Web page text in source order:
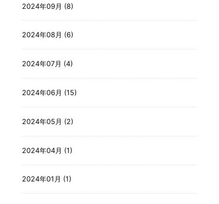
2024年09月 (8)
2024年08月 (6)
2024年07月 (4)
2024年06月 (15)
2024年05月 (2)
2024年04月 (1)
2024年01月 (1)